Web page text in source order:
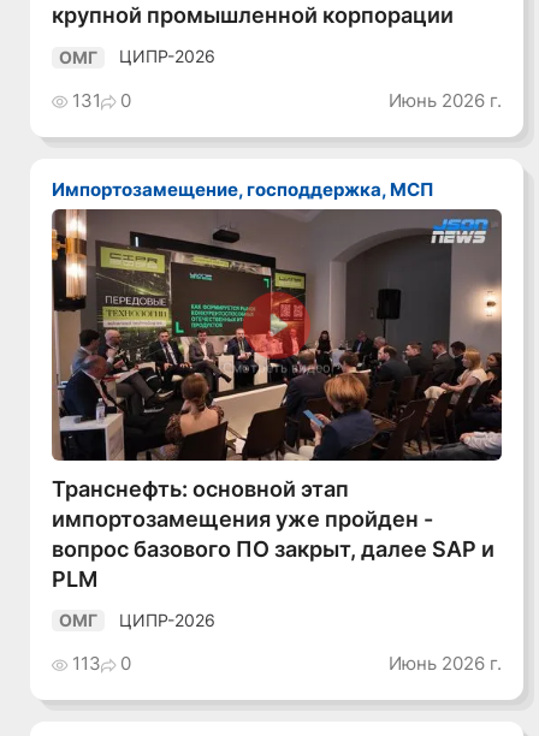
крупной промышленной корпорации
ОМГ ЦИПР-2026
131 0 Июнь 2026 г.
Импортозамещение, господдержка, МСП
Смотреть видео
Транснефть: основной этап
импортозамещения уже пройден -
вопрос базового ПО закрыт, далее SAP и
PLM
ОМГ ЦИПР-2026
113 0 Июнь 2026 г.